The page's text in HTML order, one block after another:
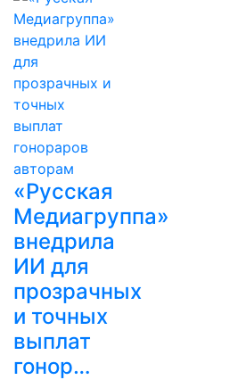
«Русская
Медиагруппа»
внедрила
ИИ для
прозрачных
и точных
выплат
гонор…